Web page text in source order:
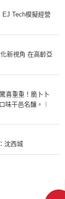
EJ Tech模擬經營
新視角 在高齡亞
喜重重！脆卜卜
味干邑名釀。︱
沈西城